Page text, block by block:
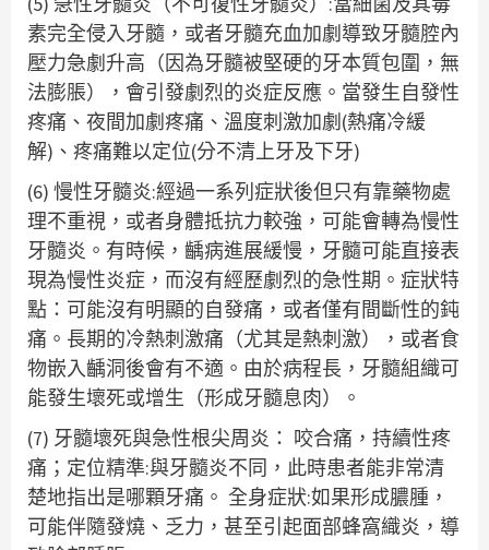
素完全侵入牙髓，或者牙髓充血加劇導致牙髓腔內
壓力急劇升高（因為牙髓被堅硬的牙本質包圍，無
法膨脹），會引發劇烈的炎症反應。當發生自發性
疼痛、夜間加劇疼痛、溫度刺激加劇(熱痛冷緩
解)、疼痛難以定位(分不清上牙及下牙)
(6) 慢性牙髓炎:經過一系列症狀後但只有靠藥物處
理不重視，或者身體抵抗力較強，可能會轉為慢性
牙髓炎。有時候，齲病進展緩慢，牙髓可能直接表
現為慢性炎症，而沒有經歷劇烈的急性期。症狀特
點：可能沒有明顯的自發痛，或者僅有間斷性的鈍
痛。長期的冷熱刺激痛（尤其是熱刺激），或者食
物嵌入齲洞後會有不適。由於病程長，牙髓組織可
能發生壞死或增生（形成牙髓息肉）。
(7) 牙髓壞死與急性根尖周炎： 咬合痛，持續性疼
痛；定位精準:與牙髓炎不同，此時患者能非常清
楚地指出是哪顆牙痛。 全身症狀:如果形成膿腫，
可能伴隨發燒、乏力，甚至引起面部蜂窩織炎，導